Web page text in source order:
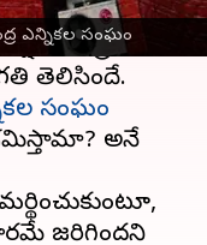
ఎన్నికల సంఘం
ప్రత్యేక సమగ్ర
తీవ్రంగా
తెలిసిందే.
సంఘం
అనే
జరిగిందని